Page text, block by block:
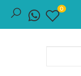
0